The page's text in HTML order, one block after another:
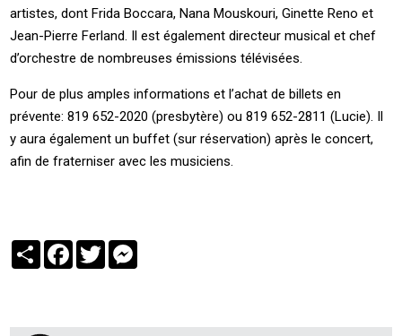
artistes, dont Frida Boccara, Nana Mouskouri, Ginette Reno et
Jean-Pierre Ferland. Il est également directeur musical et chef
d’orchestre de nombreuses émissions télévisées.
Pour de plus amples informations et l’achat de billets en
prévente: 819 652-2020 (presbytère) ou 819 652-2811 (Lucie). Il
y aura également un buffet (sur réservation) après le concert,
afin de fraterniser avec les musiciens.
PartagerFacebook
Twitter